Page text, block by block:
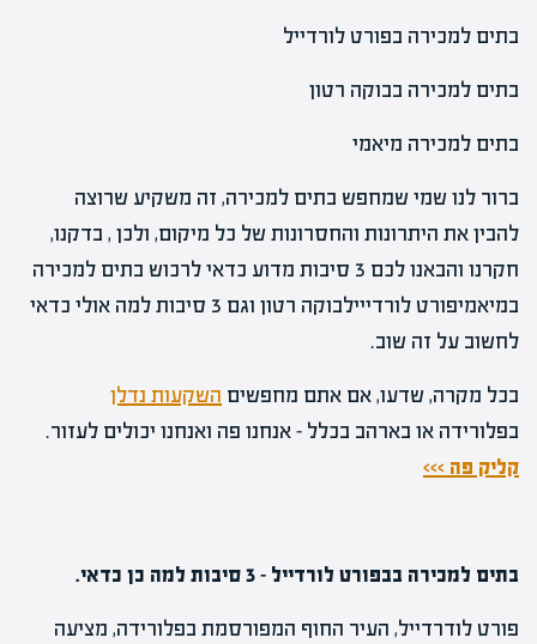
בתים למכירה בפורט לורדייל
בתים למכירה בבוקה רטון
בתים למכירה מיאמי
ברור לנו שמי שמחפש בתים למכירה, זה משקיע שרוצה
להבין את היתרונות והחסרונות של כל מיקום, ולכן , בדקנו,
חקרנו והבאנו לכם 3 סיבות מדוע כדאי לרכוש בתים למכירה
במיאמיפורט לורדייילבוקה רטון וגם 3 סיבות למה אולי כדאי
לחשוב על זה שוב.
בכל מקרה, שדעו, אם אתם מחפשים השקעות נדלן
בפלורידה או בארהב בכלל – אנחנו פה ואנחנו יכולים לעזור.
קליק פה >>>
בתים למכירה בבפורט לורדייל – 3 סיבות למה כן כדאי.
פורט לודרדייל, העיר החוף המפורסמת בפלורידה, מציעה